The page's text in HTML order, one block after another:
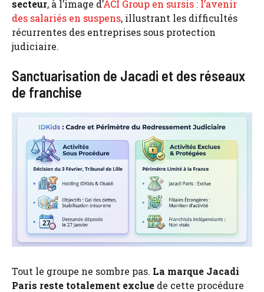
secteur, à l’image d’ACI Group en sursis : l’avenir
des salariés en suspens, illustrant les difficultés
récurrentes des entreprises sous protection
judiciaire.
Sanctuarisation de Jacadi et des réseaux
de franchise
Tout le groupe ne sombre pas. La marque Jacadi
Paris reste totalement exclue de cette procédure